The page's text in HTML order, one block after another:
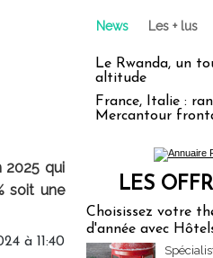
2025 qui
soit une
à 11:40
News Les + lus
Le Rwanda, un
altitude
France, Italie :
Mercantour
LES
Choisissez votre
d'année avec